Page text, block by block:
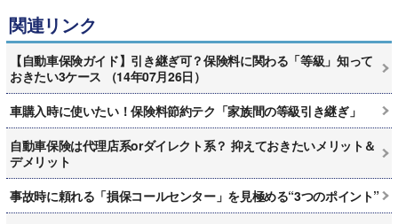
関連リンク
【自動車保険ガイド】引き継ぎ可？保険料に関わる「等級」知って
おきたい3ケース （14年07月26日）
車購入時に使いたい！保険料節約テク「家族間の等級引き継ぎ」
自動車保険は代理店系orダイレクト系？ 抑えておきたいメリット＆
デメリット
事故時に頼れる「損保コールセンター」を見極める“3つのポイント”